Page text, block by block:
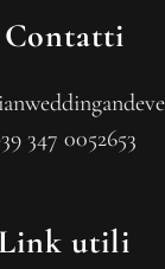
Contatti
347 0052653
Link utili